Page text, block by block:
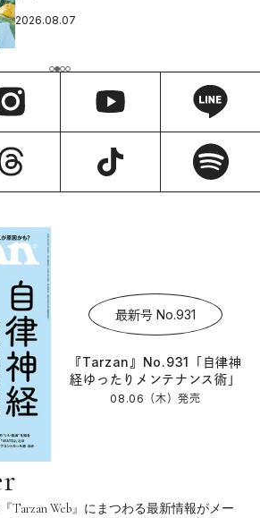
2026.08.07
最新号 No.931
『Tarzan』No.931「自律神
経ゆったりメンテナンス術」
08.06（木）発売
Tarzan Web』にまつわる最新情報がメー